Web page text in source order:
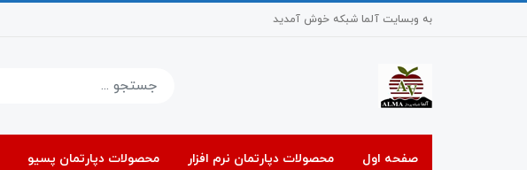
به وبسایت آلما شبکه خوش آمدید
صفحه اول محصولات دپارتمان نرم افزار محصولات دپارتمان پسیو